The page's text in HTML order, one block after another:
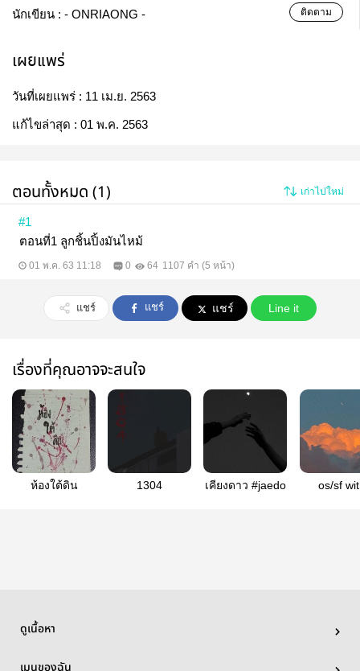
นักเขียน : - ONRIAONG - ติดตาม
เผยแพร่
วันที่เผยแพร่ : 11 เม.ย. 2563
แก้ไขล่าสุด : 01 พ.ค. 2563
ตอนทั้งหมด (1) เก่าไปใหม่
#1
ตอนที่1 ลูกชิ้นปิ้งมันไหม้
01 พ.ค. 63 11:18 0 64 1107 คำ (5 หน้า)
แชร์ แชร์ แชร์ Line it
เรื่องที่คุณอาจจะสนใจ
ห้องใต้ดิน 1304 เคียงดาว #jaedo
os/sf
ดูเนื้อหา